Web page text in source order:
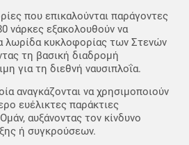
που επικαλούνται παράγοντες
νάρκες εξακολουθούν να
λωρίδα κυκλοφορίας των Στενών
τη βασική διαδρομή
για τη διεθνή ναυσιπλοΐα.
αναγκάζονται να χρησιμοποιούν
ευέλικτες παράκτιες
αυξάνοντας τον κίνδυνο
ή συγκρούσεων.